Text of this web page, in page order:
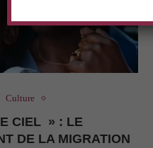
Culture
CIEL » : LE
DE LA MIGRATION